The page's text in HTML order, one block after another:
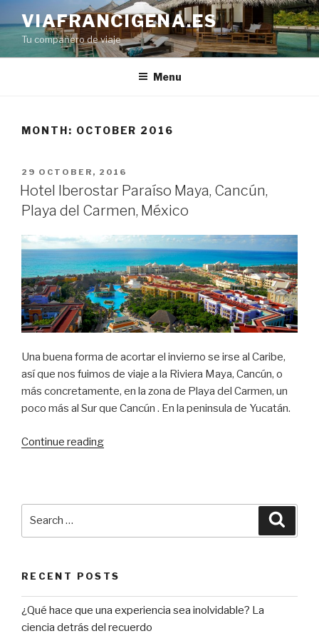
to
content
VIAFRANCIGENA.ES
Tu compañero de viaje
Menu
MONTH: OCTOBER 2016
POSTED
ON
29 OCTOBER, 2016
Hotel Iberostar Paraíso Maya, Cancún,
Playa del Carmen, México
Una buena forma de acortar el invierno se irse al Caribe,
así que nos fuimos de viaje a la Riviera Maya, Cancún, o
más concretamente, en la zona de Playa del Carmen, un
poco más al Sur que Cancún . En la peninsula de Yucatán.
Continue reading“Hotel
México”
RECENT POSTS
¿Qué hace que una experiencia sea inolvidable? La
ciencia detrás del recuerdo